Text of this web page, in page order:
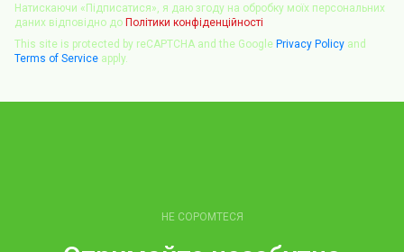
Натискаючи «Підписатися», я даю згоду на обробку моїх персональних
даних відповідно до Політики конфіденційності
This site is protected by reCAPTCHA and the Google Privacy Policy and
Terms of Service apply.
НЕ СОРОМТЕСЯ